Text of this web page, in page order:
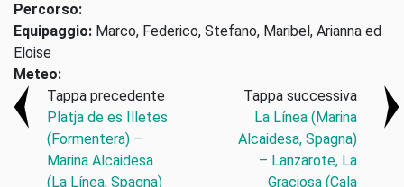
Percorso:
Equipaggio: Marco, Federico, Stefano, Maribel, Arianna ed
Eloise
Meteo:
Tappa precedente
Platja de es Illetes
(Formentera) –
Marina Alcaidesa
(La Línea, Spagna)
Tappa successiva
La Línea (Marina
Alcaidesa, Spagna)
– Lanzarote, La
Graciosa (Cala